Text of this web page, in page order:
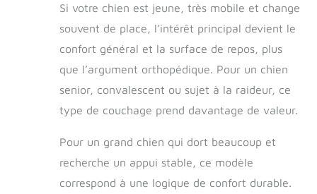
antidérapant, assurant un endroit de
repos sûr et confortable Jouet en os
: notre lit pour chien en mousse à
mémoire de forme est livré avec un
jouet à mâcher pour chien pour
garantir que votre ami à fourrure
bénéficie non seulement du confort,
mais aussi d'un plaisir et d'un
fait un achat pour lequel votre animal
de compagnie remuera vraiment sa
queue
Si votre chien est jeune, très mobile et change
souvent de place, l’intérêt principal devient le
confort général et la surface de repos, plus
que l’argument orthopédique. Pour un chien
senior, convalescent ou sujet à la raideur, ce
type de couchage prend davantage de valeur.
Pour un grand chien qui dort beaucoup et
recherche un appui stable, ce modèle
correspond à une logique de confort durable.